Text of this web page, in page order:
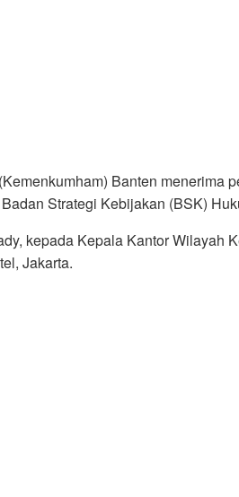
Banten
Strategi Kebijakan (BSK)
kepada Kepala Kantor
Jakarta.